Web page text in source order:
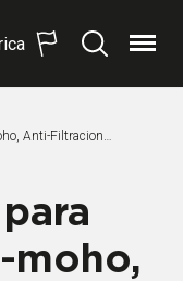
BuscarMenú
Sistemas Anti-Moho, Anti-Filtraciones, Anti-Verdín
moho,